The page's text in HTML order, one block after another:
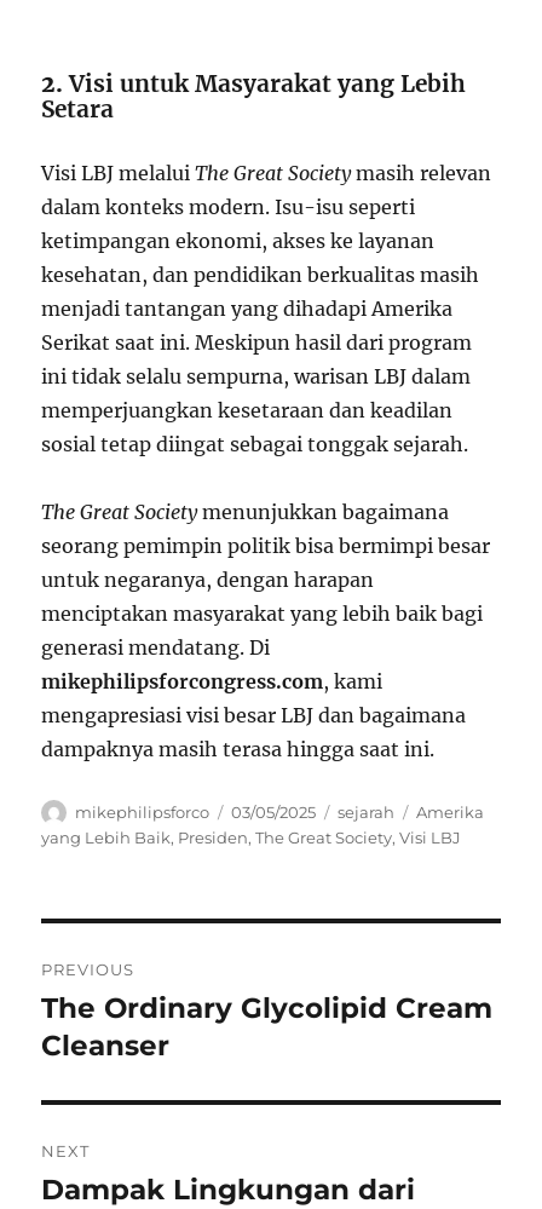
2.Visi untuk Masyarakat yang Lebih
Setara
Visi LBJ melaluiThe Great Societymasih relevan
dalam konteks modern. Isu-isu seperti
ketimpangan ekonomi, akses ke layanan
kesehatan, dan pendidikan berkualitas masih
menjadi tantangan yang dihadapi Amerika
Serikat saat ini. Meskipun hasil dari program
ini tidak selalu sempurna, warisan LBJ dalam
memperjuangkan kesetaraan dan keadilan
sosial tetap diingat sebagai tonggak sejarah.
The Great Societymenunjukkan bagaimana
seorang pemimpin politik bisa bermimpi besar
untuk negaranya, dengan harapan
menciptakan masyarakat yang lebih baik bagi
generasi mendatang. Di
mikephilipsforcongress.com, kami
mengapresiasi visi besar LBJ dan bagaimana
dampaknya masih terasa hingga saat ini.
Author
mikephilipsforco
Posted
on
03/05/2025 Categories
sejarah Tags
Amerika
yang Lebih Baik, Presiden,The Great Society,Visi LBJ
pos
PREVIOUS
Previous
post:
The Ordinary Glycolipid Cream
Cleanser
NEXT
Next
Dampak Lingkungan dari